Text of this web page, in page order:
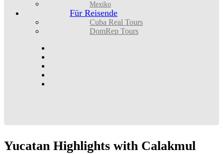
Mexiko
Für Reisende
Cuba Real Tours
DomRep Tours
Yucatan Highlights with Calakmul